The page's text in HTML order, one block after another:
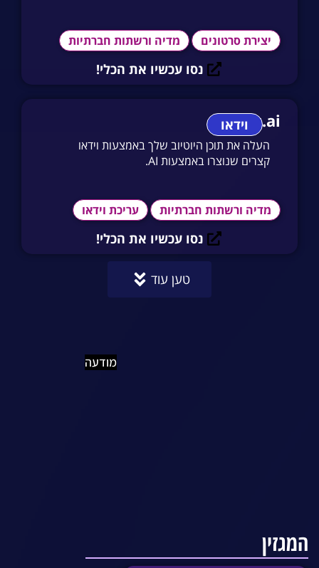
יצירת סרטונים מדיה ורשתות חברתיות
נסו עכשיו את הכלי!
וידאו
2short.ai
העלה את תוכן היוטיוב שלך באמצעות וידאו
קצרים שנוצרו באמצעות AI.
מדיה ורשתות חברתיות עריכת וידאו
נסו עכשיו את הכלי!
טען עוד
מודעה
המגזין